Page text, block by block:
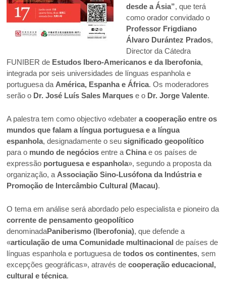
desde a Ásia”, que terá
como orador convidado o
Professor Frigdiano
Álvaro Durántez Prados,
Director da Cátedra
FUNIBER de Estudos Ibero-Americanos e da Iberofonia,
integrada por seis universidades de línguas espanhola e
portuguesa da América, Espanha e África. Os moderadores
serão o Dr. José Luís Sales Marques e o Dr. Jorge Valente.
A palestra tem como objectivo «debatera cooperação entre os
mundos que falam a língua portuguesa e a língua
espanhola, designadamente o seusignificado geopolítico
para o mundo de negócios entre aChinae os países de
expressão portuguesa e espanhola», segundo a proposta da
organização, a Associação Sino-Lusófona da Indústria e
Promoção de Intercâmbio Cultural (Macau).
O tema em análise será abordado pelo especialista e pioneiro da
corrente de pensamento geopolítico
denominadaPaniberismo (Iberofonia), que defende a
«articulação de uma Comunidade multinacional de países de
línguas espanhola e portuguesa detodos os continentes, sem
excepções geográficas», através decooperação educacional,
cultural e técnica.